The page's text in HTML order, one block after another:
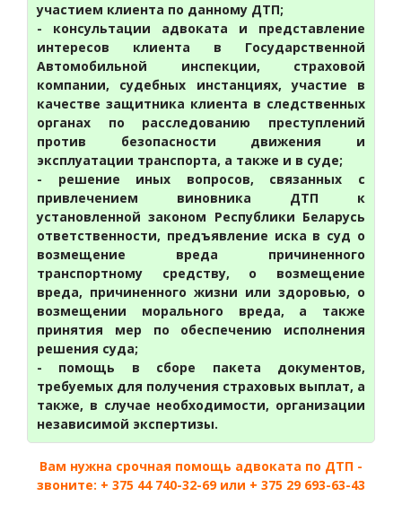
участием клиента по данному ДТП;
- консультации адвоката и представление
интересов клиента в Государственной
Автомобильной инспекции, страховой
компании, судебных инстанциях, участие в
качестве защитника клиента в следственных
органах по расследованию преступлений
против безопасности движения и
эксплуатации транспорта, а также и в суде;
- решение иных вопросов, связанных с
привлечением виновника ДТП к
установленной законом Республики Беларусь
ответственности, предъявление иска в суд о
возмещение вреда причиненного
транспортному средству, о возмещение
вреда, причиненного жизни или здоровью, о
возмещении морального вреда, а также
принятия мер по обеспечению исполнения
решения суда;
- помощь в сборе пакета документов,
требуемых для получения страховых выплат, а
также, в случае необходимости, организации
независимой экспертизы.
Вам нужна срочная помощь адвоката по ДТП -
звоните: + 375 44 740-32-69 или + 375 29 693-63-43